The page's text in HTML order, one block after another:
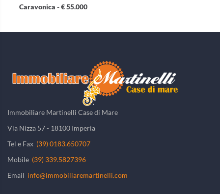
Caravonica -€ 55.000
Immobiliare Martinelli Case di Mare
Via Nizza 57 - 18100 Imperia
Tel e Fax (39) 0183.650707
Mobile (39) 339.5827396
Email info@immobiliaremartinelli.com